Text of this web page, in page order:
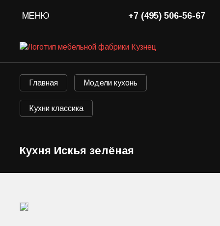
МЕНЮ +7 (495) 506-56-67
Главная Модели кухонь
Кухни классика
Кухня Искья зелёная